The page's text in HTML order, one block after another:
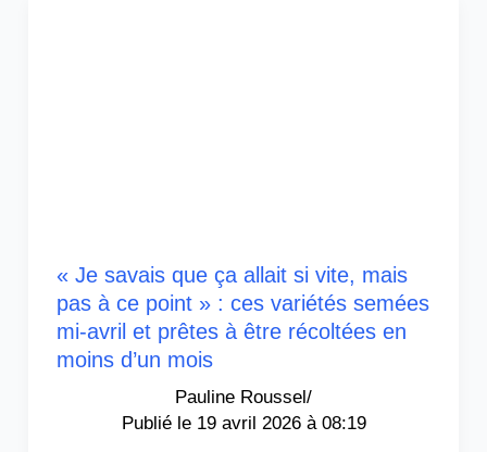
« Je savais que ça allait si vite, mais
pas à ce point » : ces variétés semées
mi-avril et prêtes à être récoltées en
moins d’un mois
Pauline Roussel/
19 avril 2026 à 08:19